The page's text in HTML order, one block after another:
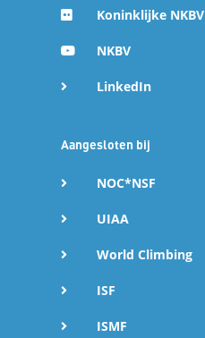
Koninklijke NKBV
NKBV
LinkedIn
Aangesloten bij
NOC*NSF
UIAA
World Climbing
ISF
ISMF